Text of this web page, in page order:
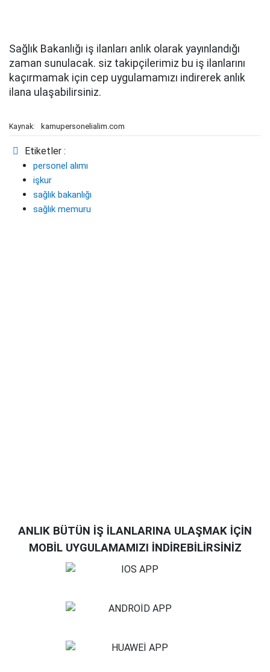
Sağlık Bakanlığı iş ilanları anlık olarak yayınlandığı
zaman sunulacak. siz takipçilerimiz bu iş ilanlarını
kaçırmamak için cep uygulamamızı indirerek anlık
ilana ulaşabilirsiniz.
Kaynak: kamupersonelialim.com
Etiketler :
personel alımı
işkur
sağlık bakanlığı
sağlık memuru
ANLIK BÜTÜN İŞ İLANLARINA ULAŞMAK İÇİN
MOBİL UYGULAMAMIZI İNDİREBİLİRSİNİZ